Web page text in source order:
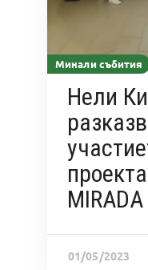
Минали събития
Нели
MIRADA
01/05/2023